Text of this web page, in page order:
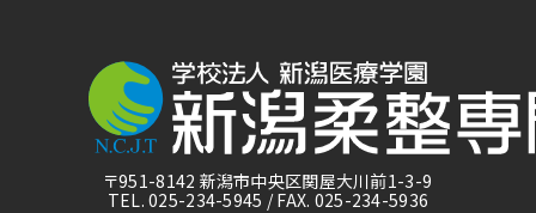
〒951-8142 新潟市中央区関屋大川前1-3-9
TEL. 025-234-5945 / FAX. 025-234-5936